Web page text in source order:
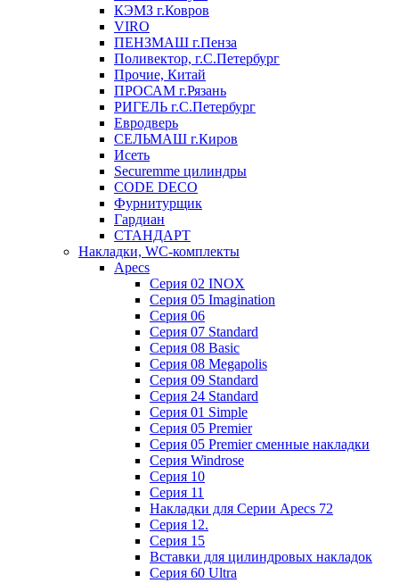
КЭМЗ г.Ковров
VIRO
ПЕНЗМАШ г.Пенза
Поливектор, г.С.Петербург
Прочие, Китай
ПРОСАМ г.Рязань
РИГЕЛЬ г.С.Петербург
Евродверь
СЕЛЬМАШ г.Киров
Исеть
Securemme цилиндры
CODE DECO
Фурнитурщик
Гардиан
СТАНДАРТ
Накладки, WC-комплекты
Apecs
Cерия 02 INOX
Cерия 05 Imagination
Cерия 06
Cерия 07 Standard
Cерия 08 Basic
Cерия 08 Megapolis
Cерия 09 Standard
Cерия 24 Standard
Серия 01 Simple
Серия 05 Premier
Серия 05 Premier сменные накладки
Cерия Windrose
Серия 10
Серия 11
Накладки для Серии Apecs 72
Серия 12.
Серия 15
Вставки для цилиндровых накладок
Серия 60 Ultra